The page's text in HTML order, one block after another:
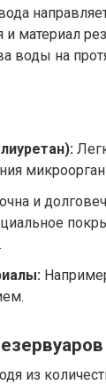
и материал
воды на
и
из